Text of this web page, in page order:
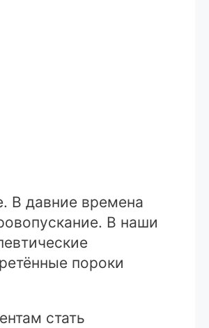
В давние времена
В наши
пороки
стать